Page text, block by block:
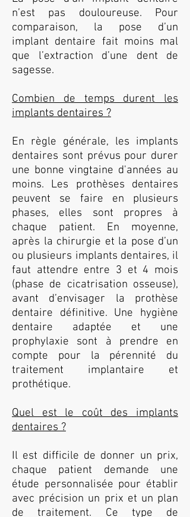
n’est pas douloureuse. Pour
comparaison, la pose d’un
implant dentaire fait moins mal
que l’extraction d’une dent de
sagesse.
Combien de temps durent les
implants dentaires ?
En règle générale, les implants
dentaires sont prévus pour durer
une bonne vingtaine d'années au
moins. Les prothèses dentaires
peuvent se faire en plusieurs
phases, elles sont propres à
chaque patient. En moyenne,
après la chirurgie et la pose d’un
ou plusieurs implants dentaires, il
faut attendre entre 3 et 4 mois
(phase de cicatrisation osseuse),
avant d’envisager la prothèse
dentaire définitive. Une hygiène
dentaire adaptée et une
prophylaxie sont à prendre en
compte pour la pérennité du
traitement implantaire et
prothétique.
Quel est le coût des implants
dentaires ?
Il est difficile de donner un prix,
chaque patient demande une
étude personnalisée pour établir
avec précision un prix et un plan
de traitement. Ce type de